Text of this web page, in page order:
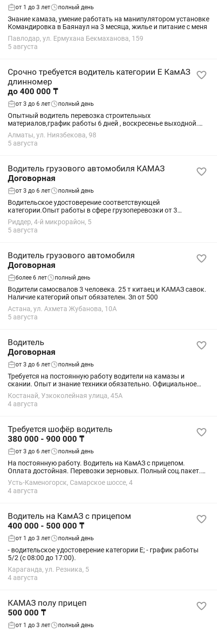
от 1 до 3 лет полный день
Знание камаза, умение работать на манипулятором установке
Командировка в Баянаул на 3 месяца, жилье и питание с меня
Павлодар, ул. Ермухана Бекмаханова, 159
5 августа
Срочно требуется водитель категории Е КамАЗ
длинномер
до 400 000 ₸
от 3 до 6 лет полный день
Опытный водитель перевозка строительных
материалов,график работы 6 дней , воскресенье выходной.
Зарплата договорная за рейсы,но минимум 400 000 тг
выходит.Срочно
Алматы, ул. Ниязбекова, 98
5 августа
Водитель грузового автомобиля КАМАЗ
Договорная
от 3 до 6 лет полный день
Водительское удостоверение соответствующей
категории.Опыт работы в сфере грузоперевозки от 3
года.Отличное знание дорог города и
ПДД.Дисциплинированность, пунктуальность и
ответственность.
Риддер, 4-й микрорайон, 5
5 августа
Водитель грузового автомобиля
Договорная
более 6 лет полный день
Водители самосвалов 3 человека. 25 т китаец и КАМАЗ савок.
Наличие категорий опыт обязателен. Зп от 500
Астана, ул. Ахмета Жубанова, 10А
5 августа
Водитель
Договорная
от 3 до 6 лет полный день
Требуется на постоянную работу водители на камазы и
скании. Опыт и знание техники обязательно. Официальное
трудоустройство.
Костанай, Узкоколейная улица, 45А
4 августа
Требуется шофёр водитель
380 000 - 900 000 ₸
от 3 до 6 лет полный день
На постоянную работу. Водитель на КамАЗ с прицепом.
Оплата достойная. Перевозки зерновых. Полный соц.пакет.
Фиксированный оклад+% от тоннажа. В хлебоуборку за 1000
000тг. Адрес: Самарское шоссе 4....
Усть-Каменогорск, Самарское шоссе, 4
4 августа
Водитель на КамАЗ с прицепом
400 000 - 500 000 ₸
от 1 до 3 лет полный день
- водительское удостоверение категории Е; - график работы
5/2 (с 08:00 до 17:00).
Караганда, ул. Резника, 5
4 августа
КАМАЗ полу прицеп
500 000 ₸
от 1 до 3 лет полный день